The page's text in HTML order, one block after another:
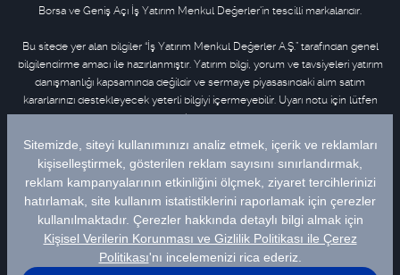
Borsa ve Geniş Açı İş Yatırım Menkul Değerler'in tescilli markalarıdır.
Bu sitede yer alan bilgiler “İş Yatırım Menkul Değerler A.Ş.” tarafından genel
bilgilendirme amacı ile hazırlanmıştır. Yatırım bilgi, yorum ve tavsiyeleri yatırım
danışmanlığı kapsamında değildir ve sermaye piyasasındaki alım satım
kararlarınızı destekleyecek yeterli bilgiyi içermeyebilir. Uyarı notu için lütfen
tıklayınız.
Bu içeriğe ilişkin tüm telif hakları İş Yatırım Menkul Değerler A.Ş.’ye aittir. Bu
içerik, açık iznimiz olmaksızın başkaları tarafından herhangi bir amaçla, kısmen
veya tamamen çoğaltılamaz, dağıtılamaz, yayımlanamaz veya değiştirilemez.